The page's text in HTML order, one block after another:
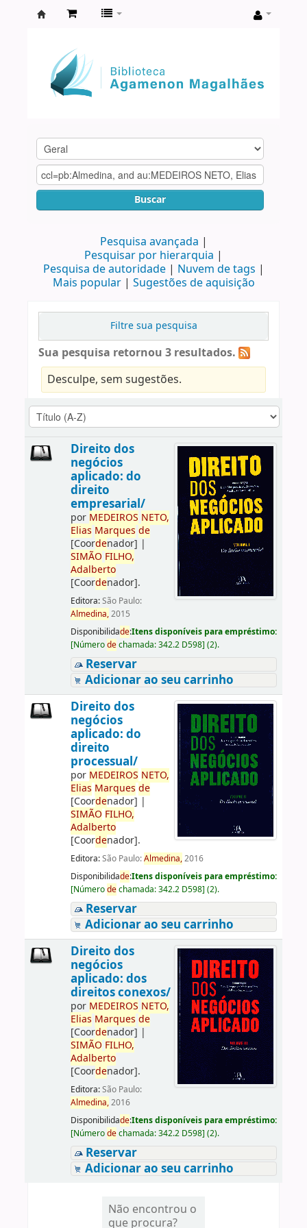
Agamenon
Magalhães
Buscar
Pesquisa avançada
Pesquisar por hierarquia
Pesquisa de autoridade
Nuvem de tags
Mais popular
Sugestões de aquisição
Filtre sua pesquisa
Sua pesquisa retornou 3 resultados.
Desculpe, sem sugestões.
Direito dos
negócios
aplicado: do
direito
empresarial/
por MEDEIROS NETO,
Elias Marques de
[Coordenador] |
SIMÃO FILHO,
Adalberto
[Coordenador].
Editora:São Paulo:
Almedina,2015
Disponibilidade:Itens disponíveis para empréstimo:
[Númerodechamada:342.2 D598] (2).
Reservar
Adicionar ao seu carrinho
Direito dos
negócios
aplicado: do
direito
processual/
por MEDEIROS NETO,
Elias Marques de
[Coordenador] |
SIMÃO FILHO,
Adalberto
[Coordenador].
Editora:São Paulo:Almedina,2016
Disponibilidade:Itens disponíveis para empréstimo:
[Númerodechamada:342.2 D598] (2).
Reservar
Adicionar ao seu carrinho
Direito dos
negócios
aplicado: dos
direitos conexos/
por MEDEIROS NETO,
Elias Marques de
[Coordenador] |
SIMÃO FILHO,
Adalberto
[Coordenador].
Editora:São Paulo:
Almedina,2016
Disponibilidade:Itens disponíveis para empréstimo:
[Númerodechamada:342.2 D598] (2).
Reservar
Adicionar ao seu carrinho
Não encontrou o
que procura?